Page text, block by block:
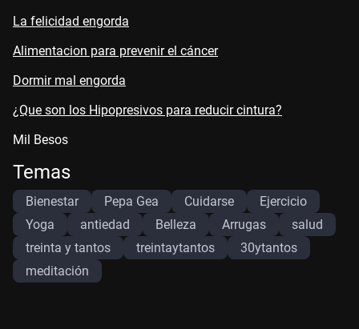
La felicidad engorda
Alimentacion para prevenir el cáncer
Dormir mal engorda
¿Que son los Hipopresivos para reducir cintura?
Mil Besos
Temas
Bienestar Pepa Gea Cuidarse
Ejercicio
Yoga
antiedad Belleza Arrugas
salud
treinta y tantos
treintaytantos
30ytantos
meditación